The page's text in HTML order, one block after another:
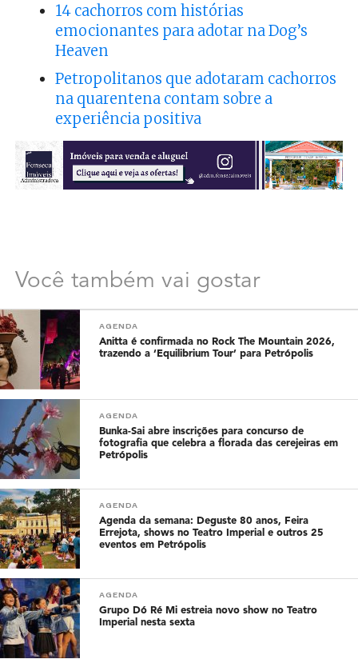
14 cachorros com histórias
emocionantes para adotar na Dog’s
Heaven
Petropolitanos que adotaram cachorros
na quarentena contam sobre a
experiência positiva
Você também vai gostar
AGENDA
Anitta é confirmada no Rock The Mountain 2026,
trazendo a ‘Equilibrium Tour’ para Petrópolis
AGENDA
Bunka-Sai abre inscrições para concurso de
fotografia que celebra a florada das cerejeiras em
Petrópolis
AGENDA
Agenda da semana: Deguste 80 anos, Feira
Errejota, shows no Teatro Imperial e outros 25
eventos em Petrópolis
AGENDA
Grupo Dó Ré Mi estreia novo show no Teatro
Imperial nesta sexta